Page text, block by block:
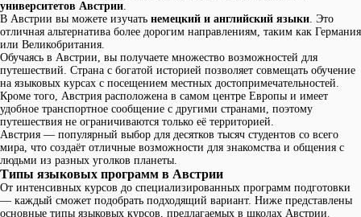
университетов Австрии.
В Австрии вы можете изучать немецкий и английский языки. Это
отличная альтернатива более дорогим направлениям, таким как Германия
или Великобритания.
Обучаясь в Австрии, вы получаете множество возможностей для
путешествий. Страна с богатой историей позволяет совмещать обучение
на языковых курсах с посещением местных достопримечательностей.
Кроме того, Австрия расположена в самом центре Европы и имеет
удобное транспортное сообщение с другими странами, поэтому
путешествия не ограничиваются только её территорией.
Австрия — популярный выбор для десятков тысяч студентов со всего
мира, что создаёт отличные возможности для знакомства и общения с
людьми из разных уголков планеты.
Типы языковых программ в Австрии
От интенсивных курсов до специализированных программ подготовки
— каждый сможет подобрать подходящий вариант. Ниже представлены
основные типы языковых курсов, предлагаемых в школах Австрии.